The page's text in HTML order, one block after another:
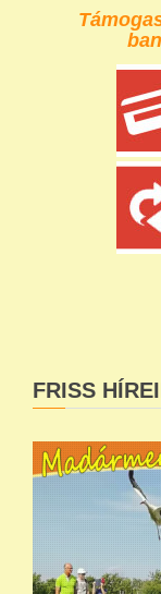
FRISS